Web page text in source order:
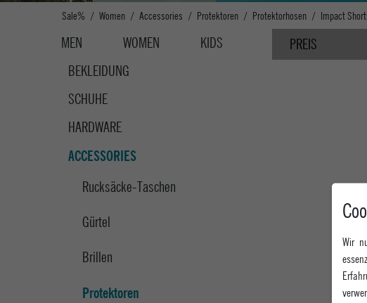
Sale% Women Accessories Protektoren Protektorhosen Impact
MEN WOMEN
KIDS
BEKLEIDUNG
SCHUHE
HARDWARE
ACCESSORIES
Rucksäcke-Taschen
Gürtel
Brillen
Protektoren
PREIS
Wir